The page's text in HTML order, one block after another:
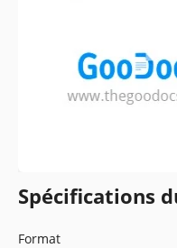
Spécifications
Format